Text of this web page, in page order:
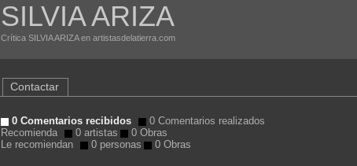
SILVIA ARIZA
Crítica SILVIA ARIZA en artistasdelatierra.com
Contactar
0 Comentarios recibidos
0 Comentarios realizados
Recomienda
0 artistas
0 Obras
Le recomiendan
0 personas 0 Obras